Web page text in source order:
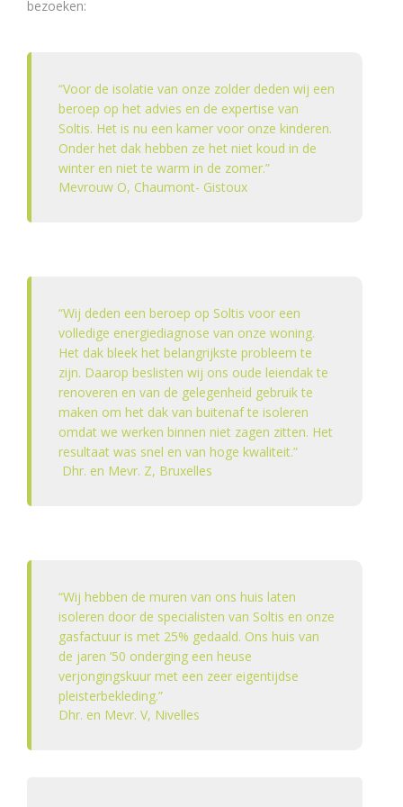
n
ins
tal
lee
recent is en als er
een onderdak in
goede staat is.
bezoeken:
“Voor de isolatie van onze zolder deden wij een
beroep op het advies en de expertise van
Soltis. Het is nu een kamer voor onze kinderen.
Onder het dak hebben ze het niet koud in de
winter en niet te warm in de zomer.”
Mevrouw O, Chaumont- Gistoux
“Wij deden een beroep op Soltis voor een
volledige energiediagnose van onze woning.
Het dak bleek het belangrijkste probleem te
zijn. Daarop beslisten wij ons oude leiendak te
renoveren en van de gelegenheid gebruik te
maken om het dak van buitenaf te isoleren
omdat we werken binnen niet zagen zitten. Het
resultaat was snel en van hoge kwaliteit.”
Dhr. en Mevr. Z, Bruxelles
“Wij hebben de muren van ons huis laten
isoleren door de specialisten van Soltis en onze
gasfactuur is met 25% gedaald. Ons huis van
de jaren ’50 onderging een heuse
verjongingskuur met een zeer eigentijdse
pleisterbekleding.”
Dhr. en Mevr. V, Nivelles